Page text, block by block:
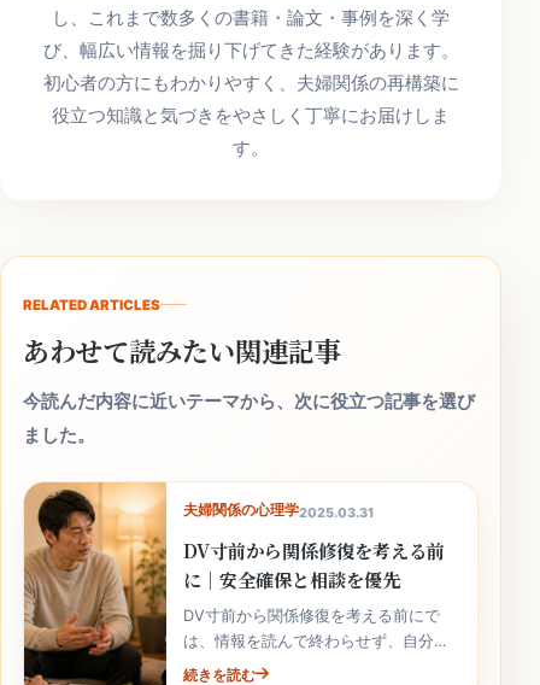
し、これまで数多くの書籍・論文・事例を深く学
び、幅広い情報を掘り下げてきた経験があります。
初心者の方にもわかりやすく、夫婦関係の再構築に
役立つ知識と気づきをやさしく丁寧にお届けしま
す。
RELATED ARTICLES
あわせて読みたい関連記事
今読んだ内容に近いテーマから、次に役立つ記事を選び
ました。
夫婦関係の心理学2025.03.31
DV寸前から関係修復を考える前
に｜安全確保と相談を優先
DV寸前から関係修復を考える前にで
は、情報を読んで終わらせず、自分の
家庭の事実と次の行動へ落とし込むこ
続きを読む